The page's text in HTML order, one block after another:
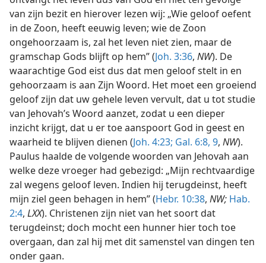
van zijn bezit en hierover lezen wij: „Wie geloof oefent
in de Zoon, heeft eeuwig leven; wie de Zoon
ongehoorzaam is, zal het leven niet zien, maar de
gramschap Gods blijft op hem” (Joh. 3:36, NW). De
waarachtige God eist dus dat men geloof stelt in en
gehoorzaam is aan Zijn Woord. Het moet een groeiend
geloof zijn dat uw gehele leven vervult, dat u tot studie
van Jehovah’s Woord aanzet, zodat u een dieper
inzicht krijgt, dat u er toe aanspoort God in geest en
waarheid te blijven dienen (Joh. 4:23; Gal. 6:8, 9, NW).
Paulus haalde de volgende woorden van Jehovah aan
welke deze vroeger had gebezigd: „Mijn rechtvaardige
zal wegens geloof leven. Indien hij terugdeinst, heeft
mijn ziel geen behagen in hem” (Hebr. 10:38, NW; Hab.
2:4, LXX). Christenen zijn niet van het soort dat
terugdeinst; doch mocht een hunner hier toch toe
overgaan, dan zal hij met dit samenstel van dingen ten
onder gaan.